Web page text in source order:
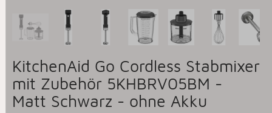
KitchenAid Go Cordless Stabmixer
mit Zubehör 5KHBRV05BM -
Matt Schwarz - ohne Akku